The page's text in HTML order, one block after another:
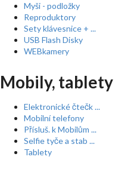
Myši - podložky
Reproduktory
Sety klávesnice + ...
USB Flash Disky
WEBkamery
Mobily, tablety
Elektronické čtečk ...
Mobilní telefony
Přísluš. k Mobilům ...
Selfie tyče a stab ...
Tablety